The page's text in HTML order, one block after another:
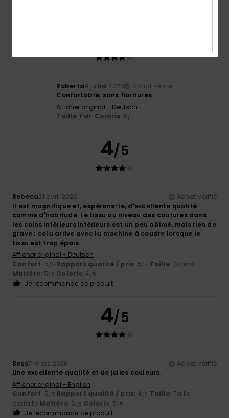
Roberta9 juillet 2026
Achat vérifié
Confortable, sans fioritures
Afficher original - Deutsch
Taille: Petit Coloris: 5/5
4/5
Rebeca21 avril 2026
Achat vérifié
Il est magnifique et, espérons-le, d'excellente qualité
comme d'habitude. Le tissu au niveau des coutures dans
les coins inférieurs intérieurs est un peu abîmé, mais rien de
grave ; cela arrive avec la machine à coudre lorsque le
tissu est trop épais.
Afficher original - Deutsch
Confort: 5/5 Rapport qualité / prix: 5/5 Taille: Grand
Matière: 5/5 Coloris: 4 /5
Je recommande ce produit
4/5
Bess7 mars 2026
Achat vérifié
Une excellente qualité et de jolies couleurs.
Afficher original - English
Confort: 5/5 Rapport qualité / prix: 4/5 Taille: Taille
parfaite Matière: 5 /5 Coloris: 5 /5
Je recommande ce produit